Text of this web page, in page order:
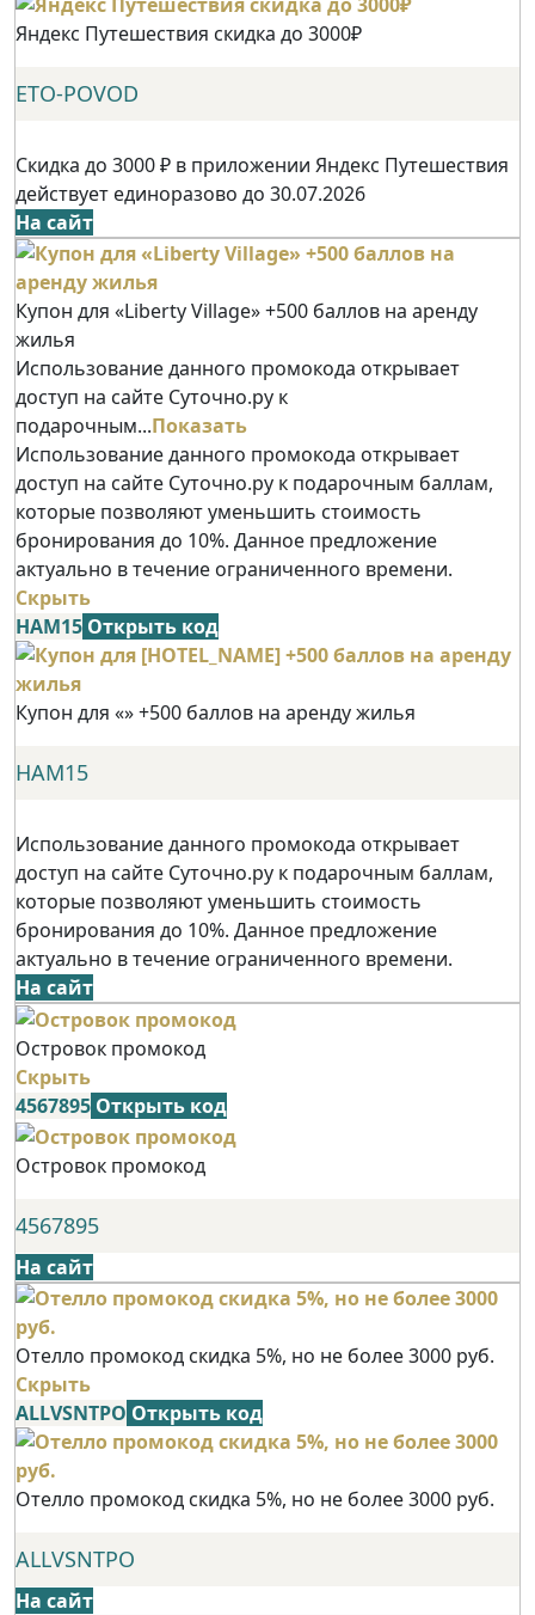
Яндекс Путешествия скидка до 3000₽
ETO-POVOD
Скидка до 3000 ₽ в приложении Яндекс Путешествия
действует единоразово до 30.07.2026
На сайт
Купон для «Liberty Village» +500 баллов на аренду
жилья
Использование данного промокода открывает
доступ на сайте Суточно.ру к
подарочным...Показать
Использование данного промокода открывает
доступ на сайте Суточно.ру к подарочным баллам,
которые позволяют уменьшить стоимость
бронирования до 10%. Данное предложение
актуально в течение ограниченного времени.
Скрыть
НАМ15 Открыть код
Купон для «» +500 баллов на аренду жилья
НАМ15
Использование данного промокода открывает
доступ на сайте Суточно.ру к подарочным баллам,
которые позволяют уменьшить стоимость
бронирования до 10%. Данное предложение
актуально в течение ограниченного времени.
На сайт
Островок промокод
Скрыть
4567895 Открыть код
Островок промокод
4567895
На сайт
Отелло промокод скидка 5%, но не более 3000 руб.
Скрыть
ALLVSNTPO Открыть код
Отелло промокод скидка 5%, но не более 3000 руб.
ALLVSNTPO
На сайт